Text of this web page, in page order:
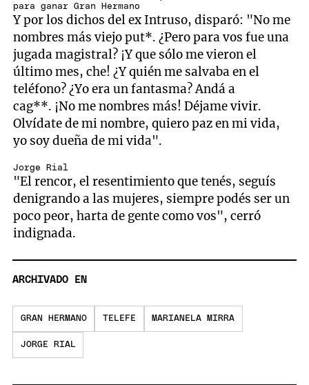
para ganar Gran Hermano
Y por los dichos del ex Intruso, disparó: "No me
nombres más viejo put*. ¿Pero para vos fue una
jugada magistral? ¡Y que sólo me vieron el
último mes, che! ¿Y quién me salvaba en el
teléfono? ¿Yo era un fantasma? Andá a
cag**. ¡No me nombres más! Déjame vivir.
Olvídate de mi nombre, quiero paz en mi vida,
yo soy dueña de mi vida".
Jorge Rial
"El rencor, el resentimiento que tenés, seguís
denigrando a las mujeres, siempre podés ser un
poco peor, harta de gente como vos", cerró
indignada.
ARCHIVADO EN
GRAN HERMANO TELEFE MARIANELA MIRRA
JORGE RIAL